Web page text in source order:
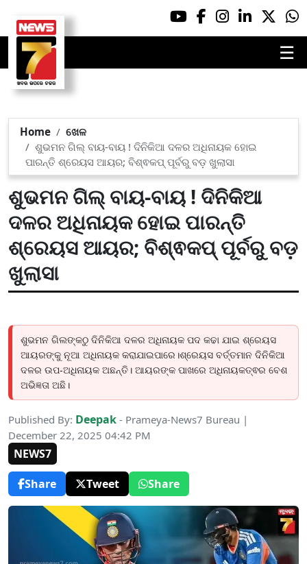
☰
Home
ଖେଳ
ଶୁଭମନ ଗିଲ୍ ବାୟ-ବାୟ ! ଦିନିକିଆ ଦଳର ଅଧିନାୟକ ହୋଇ
ପାରନ୍ତି ଶ୍ରେୟସ ଆୟର; ବିଶ୍ଵକପ୍ ପୂର୍ବରୁ ବଡ଼ ଖୁଲାସା
ଶୁଭମନ ଗିଲ୍ ବାୟ-ବାୟ ! ଦିନିକିଆ
ଦଳର ଅଧିନାୟକ ହୋଇ ପାରନ୍ତି
ଶ୍ରେୟସ ଆୟର; ବିଶ୍ଵକପ୍ ପୂର୍ବରୁ ବଡ଼
ଖୁଲାସା
ଶୁଭମନ ଗିଲଙ୍କଠୁ ଦିନିକିଆ ଦଳର ଅଧିନାୟକ ପଦ କଢା ଯାଇ ଶ୍ରେୟସ
ଆୟରଙ୍କୁ ନୂଆ ଅଧିନାୟକ କରାଯାଇପାରେ।ଶ୍ରେୟସ ବର୍ତ୍ତମାନ ଦିନିକିଆ
ଦଳର ଉପ-ଅଧିନାୟକ ଅଛନ୍ତି। ଆୟରଙ୍କ ପାଖରେ ଅଧିନାୟକତ୍ଵର ବେଶ
ଅଭିଜ୍ଞତା ଅଛି।
Published By: Deepak - Prameya-News7 Bureau |
December 22, 2025 04:42 PM
NEWS7
Share
Tweet Share